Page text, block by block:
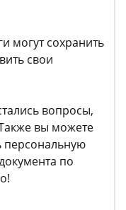
могут сохранить
свои
вопросы,
вы можете
персональную
по